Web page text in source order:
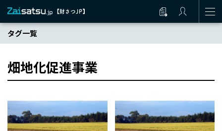
タグ一覧
畑地化促進事業